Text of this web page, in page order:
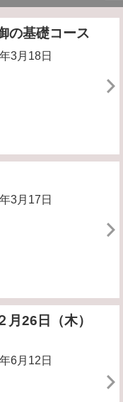
の基礎コース
3月18日
3月17日
26日（木）
6月12日